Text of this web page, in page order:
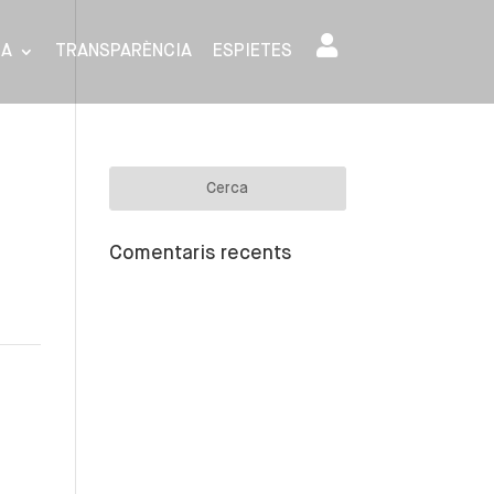
TRANSPARÈNCIA ESPIETES
Comentaris recents